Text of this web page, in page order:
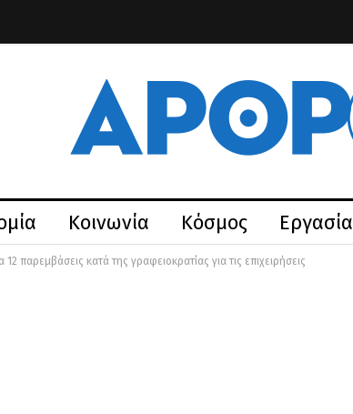
Κοινωνία Κόσμος Εργασία
παρεμβάσεις κατά της γραφειοκρατίας για τις επιχειρήσεις